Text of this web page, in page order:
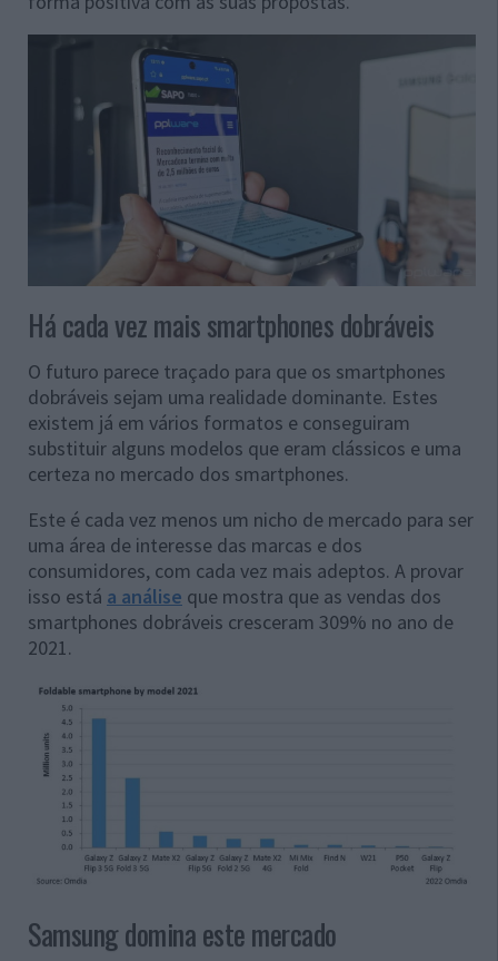
Há cada vez mais smartphones dobráveis
O futuro parece traçado para que os smartphones
dobráveis sejam uma realidade dominante. Estes
existem já em vários formatos e conseguiram
substituir alguns modelos que eram clássicos e uma
certeza no mercado dos smartphones.
Este é cada vez menos um nicho de mercado para ser
uma área de interesse das marcas e dos
consumidores, com cada vez mais adeptos. A provar
isso está a análise que mostra que as vendas dos
smartphones dobráveis cresceram 309% no ano de
2021.
Samsung domina este mercado